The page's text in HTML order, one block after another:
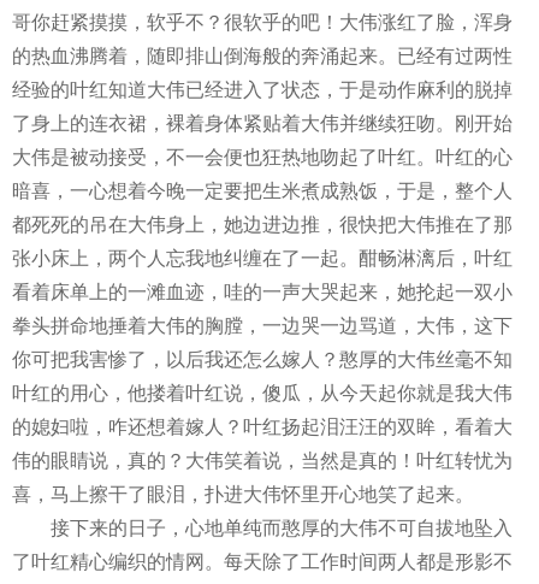
哥你赶紧摸摸，软乎不？很软乎的吧！大伟涨红了脸，浑身
的热血沸腾着，随即排山倒海般的奔涌起来。已经有过两性
经验的叶红知道大伟已经进入了状态，于是动作麻利的脱掉
了身上的连衣裙，裸着身体紧贴着大伟并继续狂吻。刚开始
大伟是被动接受，不一会便也狂热地吻起了叶红。叶红的心
暗喜，一心想着今晚一定要把生米煮成熟饭，于是，整个人
都死死的吊在大伟身上，她边进边推，很快把大伟推在了那
张小床上，两个人忘我地纠缠在了一起。酣畅淋漓后，叶红
看着床单上的一滩血迹，哇的一声大哭起来，她抡起一双小
拳头拼命地捶着大伟的胸膛，一边哭一边骂道，大伟，这下
你可把我害惨了，以后我还怎么嫁人？憨厚的大伟丝毫不知
叶红的用心，他搂着叶红说，傻瓜，从今天起你就是我大伟
的媳妇啦，咋还想着嫁人？叶红扬起泪汪汪的双眸，看着大
伟的眼睛说，真的？大伟笑着说，当然是真的！叶红转忧为
喜，马上擦干了眼泪，扑进大伟怀里开心地笑了起来。
接下来的日子，心地单纯而憨厚的大伟不可自拔地坠入
了叶红精心编织的情网。每天除了工作时间两人都是形影不